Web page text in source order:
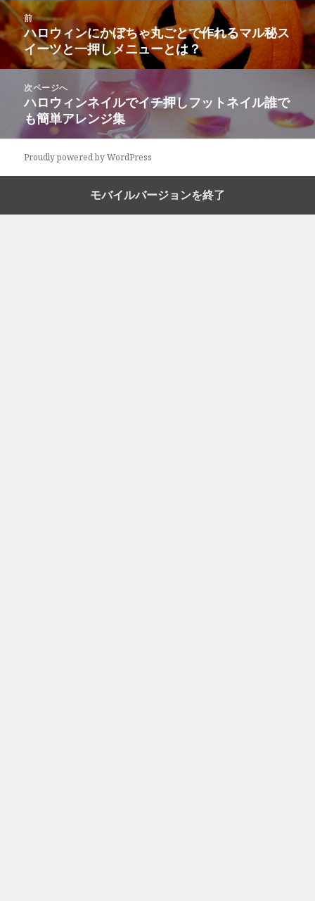
投
稿
ナ
ン
前
前
の
投
稿:
ハロウィンにかぼちゃ丸ごとで作れるマル秘ス
イーツと一押しメニューとは？
次ページへ
次
の
投
稿:
ハロウィンネイルでイチ押しフットネイル誰で
も簡単アレンジ集
Proudly powered by WordPress
モバイルバージョンを終了